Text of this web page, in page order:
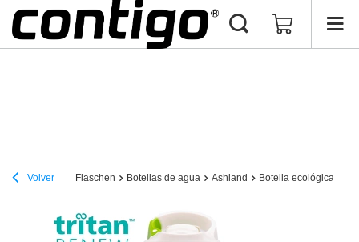
Volver Flaschen Botellas de agua Ashland Botella ecológica